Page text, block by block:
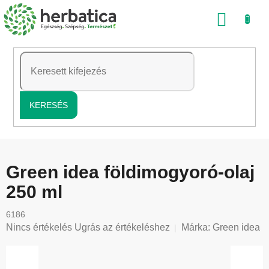
Ugrás
a
tartalomhoz
KERESÉS
Green idea földimogyoró-olaj
250 ml
6186
A
Nincs értékelés Ugrás az értékeléshez Márka: Green idea